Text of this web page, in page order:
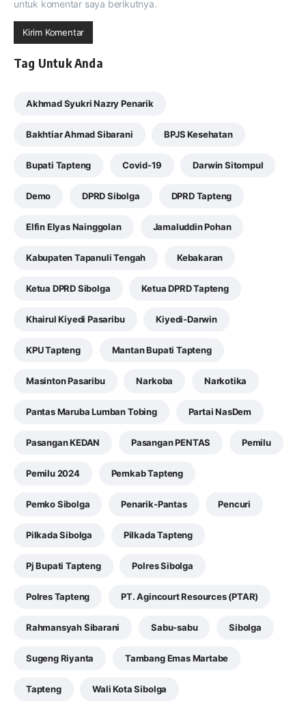
untuk komentar saya berikutnya.
Tag Untuk Anda
Akhmad Syukri Nazry Penarik
Bakhtiar Ahmad Sibarani BPJS Kesehatan
Bupati Tapteng Covid-19 Darwin Sitompul
Demo DPRD Sibolga DPRD Tapteng
Elfin Elyas Nainggolan Jamaluddin Pohan
Kabupaten Tapanuli Tengah Kebakaran
Ketua DPRD Sibolga Ketua DPRD Tapteng
Khairul Kiyedi Pasaribu Kiyedi-Darwin
KPU Tapteng Mantan Bupati Tapteng
Masinton Pasaribu Narkoba Narkotika
Pantas Maruba Lumban Tobing Partai NasDem
Pasangan KEDAN Pasangan PENTAS Pemilu
Pemilu 2024 Pemkab Tapteng
Pemko Sibolga Penarik-Pantas Pencuri
Pilkada Sibolga Pilkada Tapteng
Pj Bupati Tapteng Polres Sibolga
Polres Tapteng PT. Agincourt Resources (PTAR)
Rahmansyah Sibarani Sabu-sabu Sibolga
Sugeng Riyanta Tambang Emas Martabe
Tapteng Wali Kota Sibolga